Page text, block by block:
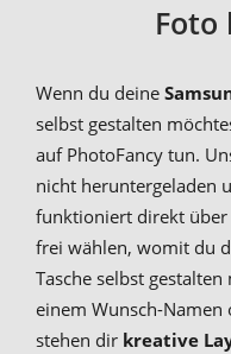
Foto
Wenn du deine
selbst gestalten
auf PhotoFancy tun.
nicht heruntergeladen
funktioniert direkt über
frei wählen, womit du
Tasche selbst
einem Wunsch-
stehen dir kreative